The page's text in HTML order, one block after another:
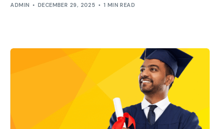
ADMIN DECEMBER 29, 2025 1 MIN READ